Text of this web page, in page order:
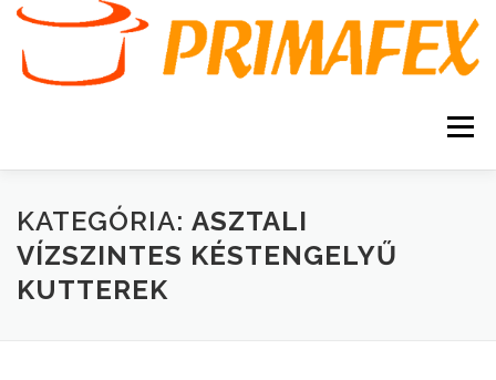
Tovább
tartalomhoz
Menü
KEZDŐOLDAL KAPCSOLAT
GARANCIA AJÁNLATKÉRÉS
KATEGÓRIA: ASZTALI
VÍZSZINTES KÉSTENGELYŰ
KUTTEREK